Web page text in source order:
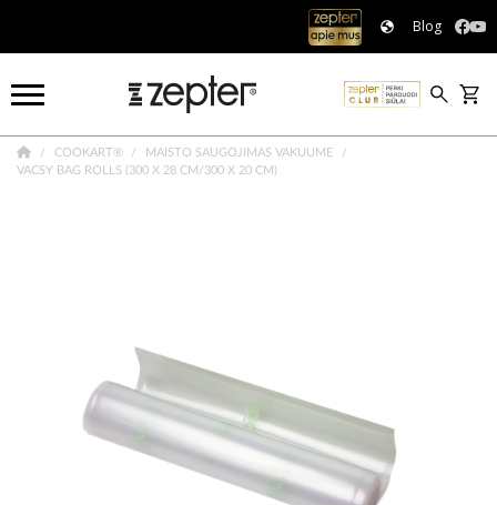
Blog
COOKART®
MAISTO SAUGOJIMAS VAKUUME
VACSY BAG ROLLS (300 X 28 CM/300 X 20 CM)